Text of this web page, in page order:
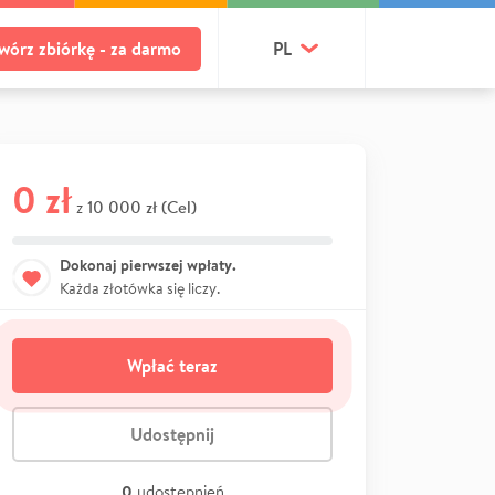
zbiórkę - za darmo PL
0 zł z 10 000 zł (Cel)
Dokonaj pierwszej wpłaty.
Każda złotówka się liczy.
Wpłać teraz
Udostępnij